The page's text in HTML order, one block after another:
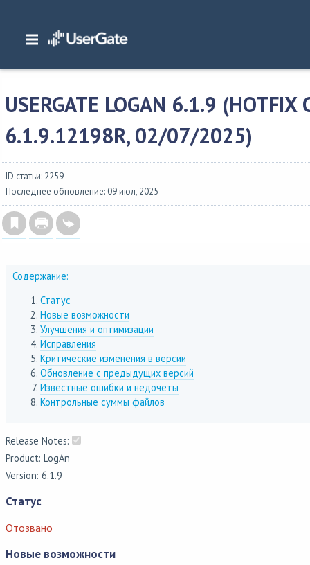
Главная/ Описание версий/UserGate 6.x
6.1.9 (hotfix сборка 6.1.9.12198R, 02/07/2025)
USERGATE LOGAN 6.1.9
6.1.9.12198R, 02/07/2025)
ID статьи: 2259
Последнее обновление: 09 июл, 2025
Содержание:
Статус
Новые возможности
Улучшения и оптимизации
Исправления
Критические изменения в версии
Обновление с предыдущих версий
Известные ошибки и недочеты
Контрольные суммы файлов
Release Notes:
Product: LogAn
Version: 6.1.9
Статус
Отозвано
Новые возможности